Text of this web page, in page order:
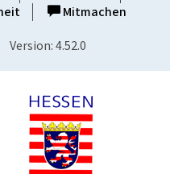
Mitmachen
Version: 4.52.0